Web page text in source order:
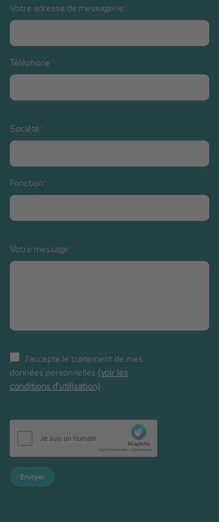
Votre adresse de messagerie*
Téléphone*
Société*
Fonction*
Votre message*
J'accepte le traitement de mes
données personnelles (voir les
conditions d'utilisation)